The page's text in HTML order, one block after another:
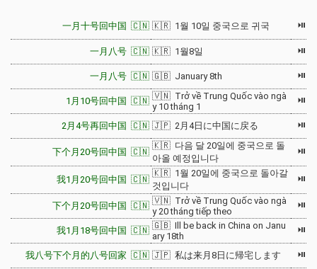
一月十号回中国 🇨🇳 🇰🇷 1월 10일 중국으로 귀국 ⏯
一月八号 🇨🇳 🇰🇷 1월8일 ⏯
一月八号 🇨🇳 🇬🇧 January 8th ⏯
1月10号回中国 🇨🇳 🇻🇳 Trở về Trung Quốc vào ngà
y 10 tháng 1
⏯
2月4号再回中国 🇨🇳 🇯🇵 2月4日に中国に戻る ⏯
下个月20号回中国 🇨🇳
🇰🇷 다음 달 20일에 중국으로 돌
아올 예정입니다
⏯
我1月20号回中国 🇨🇳
🇰🇷 1월 20일에 중국으로 돌아갈
것입니다
⏯
下个月20号回中国 🇨🇳 🇻🇳 Trở về Trung Quốc vào ngà
y 20 tháng tiếp theo
⏯
我1月18号回中国 🇨🇳 🇬🇧 Ill be back in China on Janu
ary 18th
⏯
我八号下个月的八号回家 🇨🇳 🇯🇵 私は来月8日に帰宅します
⏯